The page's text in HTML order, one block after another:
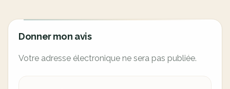
Donner mon avis
Votre adresse électronique ne sera pas publiée.